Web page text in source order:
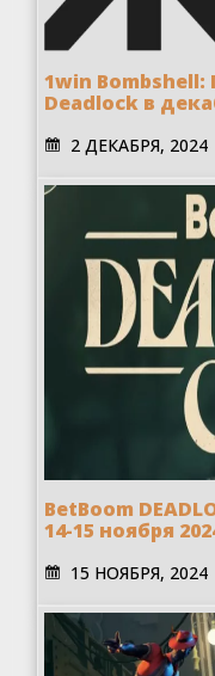
1win Bombshell:
Deadlock в
2 ДЕКАБРЯ, 2024
BetBoom
14-15 ноября
15 НОЯБРЯ, 2024